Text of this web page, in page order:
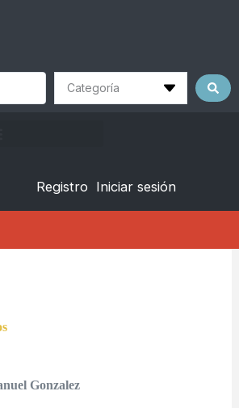
Registro Iniciar sesión
Gonzalez